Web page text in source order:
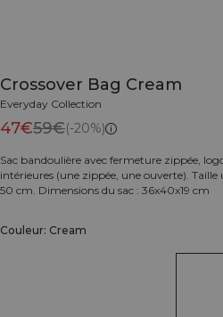
Crossover Bag Cream
Everyday Collection
47€59€(-20%)
Sac bandoulière avec fermeture zippée,
intérieures (une zippée, une ouverte).
50 cm. Dimensions du sac : 36x40x19 cm
Couleur: Cream